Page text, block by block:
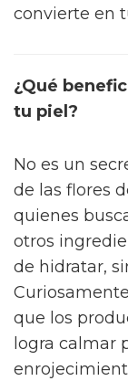
convierte en
¿Qué
tu piel?
No es un
de las flores
quienes
otros
de hidratar,
que los
logra calmar